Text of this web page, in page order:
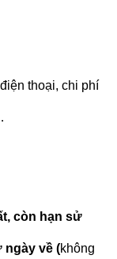
thoại, chi phí
còn hạn sử
ngày về (không